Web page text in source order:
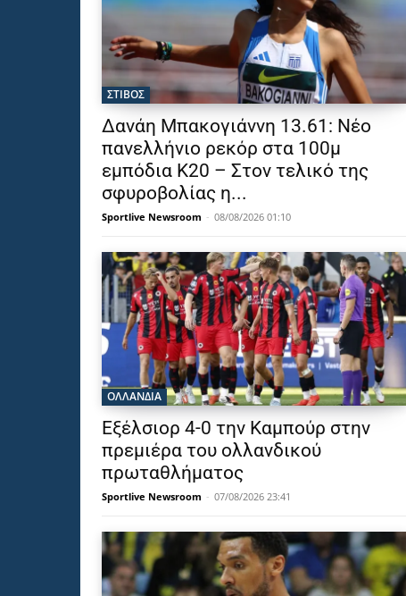
ΣΤΙΒΟΣ
Δανάη Μπακογιάννη 13.61: Νέο
πανελλήνιο ρεκόρ στα 100μ
εμπόδια Κ20 – Στον τελικό της
σφυροβολίας η...
Sportlive Newsroom - 08/08/2026 01:10
OΛΛΑΝΔΊΑ
Εξέλσιορ 4-0 την Καμπούρ στην
πρεμιέρα του ολλανδικού
πρωταθλήματος
Sportlive Newsroom - 07/08/2026 23:41